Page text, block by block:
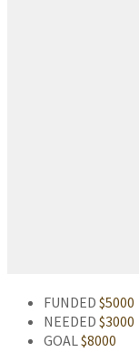
FUNDED $5000
NEEDED $3000
GOAL$8000